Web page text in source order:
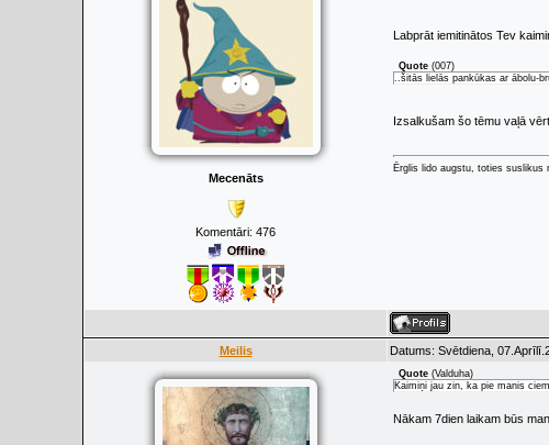
Mecenāts
Komentāri: 476
Labprāt iemitinātos Tev
Quote (007)
..šitās lielās pankūkas ar ābolu-
Izsalkušam šo tēmu vaļā
Ērglis lido augstu, toties suslikus
Meilis Datums: Svētdiena,
Quote (Valduha)
Kaimiņi jau zin, ka pie manis
Nākam 7dien laikam būs